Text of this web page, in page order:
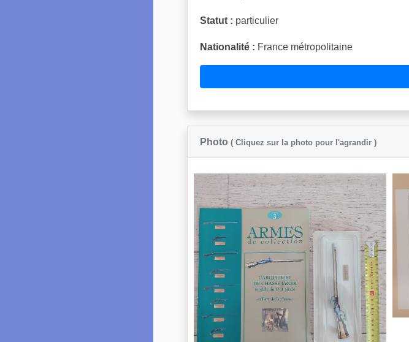
Statut : particulier
Nationalité : France métropolitaine
Photo ( Cliquez sur la photo pour l'agrandir )